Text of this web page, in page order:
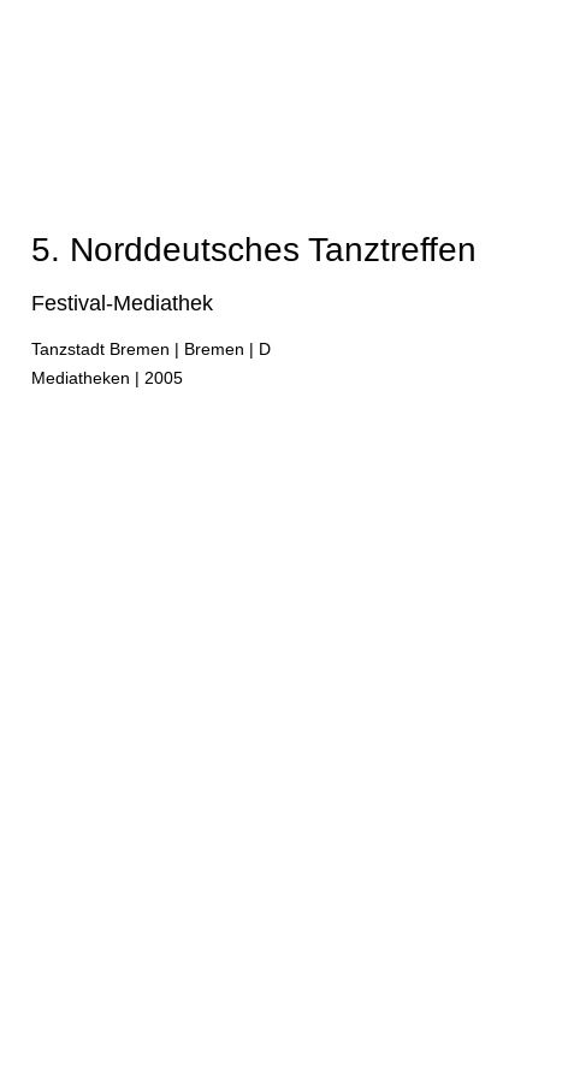
5. Norddeutsches Tanztreffen
Festival-Mediathek
Tanzstadt Bremen | Bremen | D
Mediatheken | 2005